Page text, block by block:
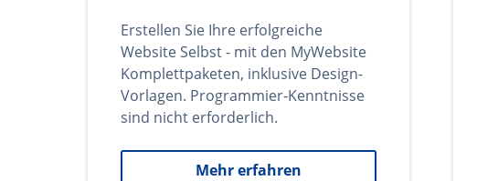
Erstellen Sie Ihre erfolgreiche
Website Selbst - mit den MyWebsite
Komplettpaketen, inklusive Design-
Vorlagen. Programmier-Kenntnisse
sind nicht erforderlich.
Mehr erfahren